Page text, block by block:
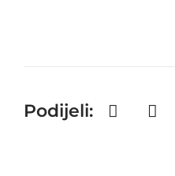
Podijeli: